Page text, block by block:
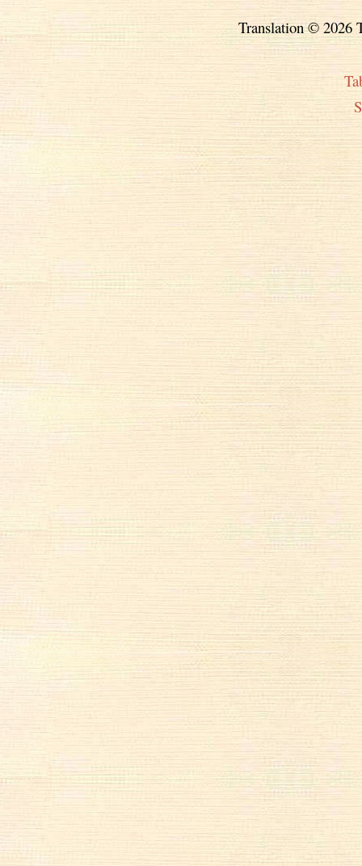
Translation © 2026